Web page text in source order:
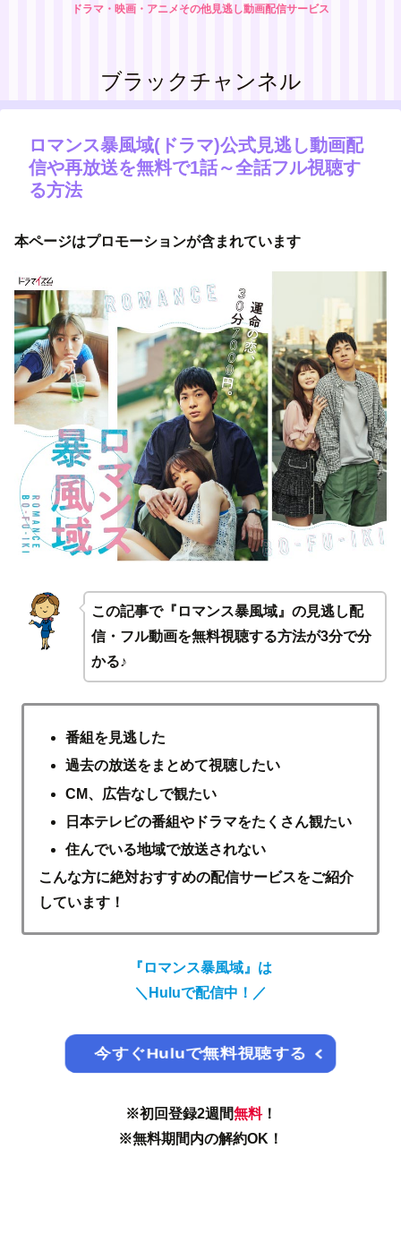
ドラマ・映画・アニメその他見逃し動画配信サービス
ブラックチャンネル
ロマンス暴風域(ドラマ)公式見逃し動画配
信や再放送を無料で1話～全話フル視聴す
る方法
本ページはプロモーションが含まれています
この記事で『ロマンス暴風域』の見逃し配
信・フル動画を無料視聴する方法が3分で分
かる♪
番組を見逃した
過去の放送をまとめて視聴したい
CM、広告なしで観たい
日本テレビの番組やドラマをたくさん観たい
住んでいる地域で放送されない
こんな方に絶対おすすめの配信サービスをご紹介
しています！
『ロマンス暴風域』は
＼ Huluで配信中！ ／
今すぐHuluで無料視聴する
※初回登録2週間無料！
※無料期間内の解約OK！